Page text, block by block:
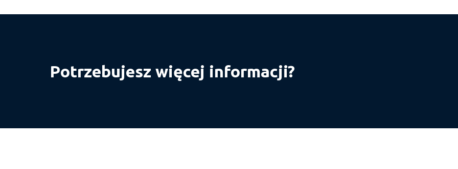
Potrzebujesz więcej informacji?